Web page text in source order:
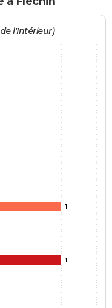
l'Intérieur)
1
1